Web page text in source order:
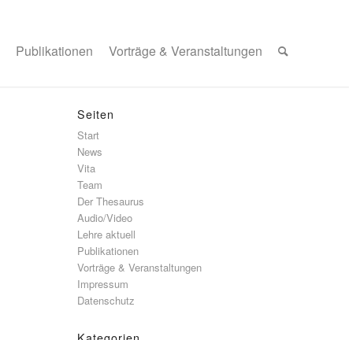
Publikationen Vorträge & Veranstaltungen
Seiten
Start
News
Vita
Team
Der Thesaurus
Audio/Video
Lehre aktuell
Publikationen
Vorträge & Veranstaltungen
Impressum
Datenschutz